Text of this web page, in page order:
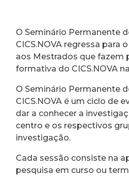
O Seminário Permanente
CICS.NOVA regressa para
aos Mestrados que fazem
formativa do CICS.NOVA
O Seminário Permanente
CICS.NOVA é um ciclo de
dar a conhecer a
centro e os respectivos
investigação.
Cada sessão consiste na
pesquisa em curso ou